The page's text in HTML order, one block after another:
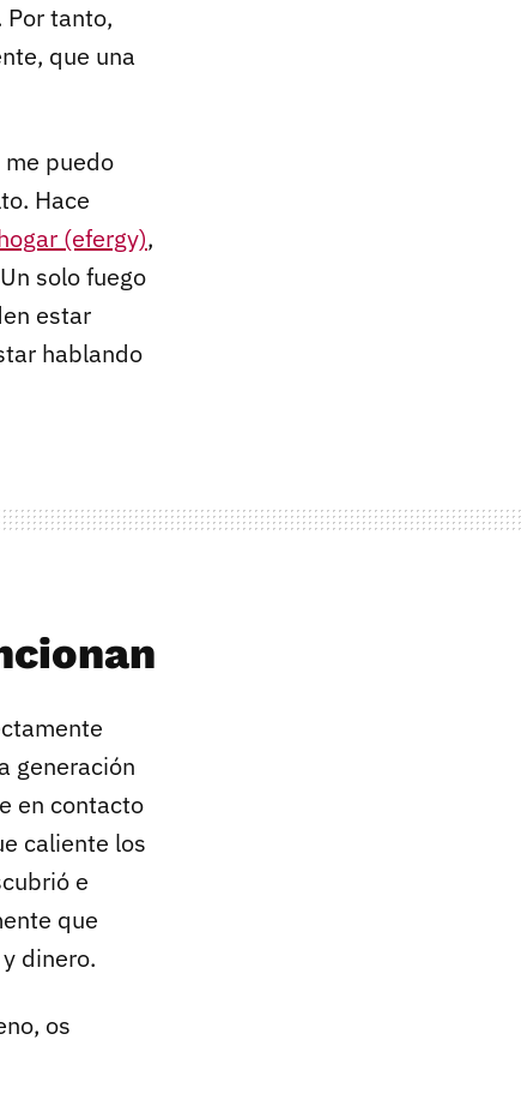
Por tanto,
que una
puedo
Hace
(efergy),
solo fuego
estar
hablando
generación
en contacto
caliente los
e
que
dinero.
os